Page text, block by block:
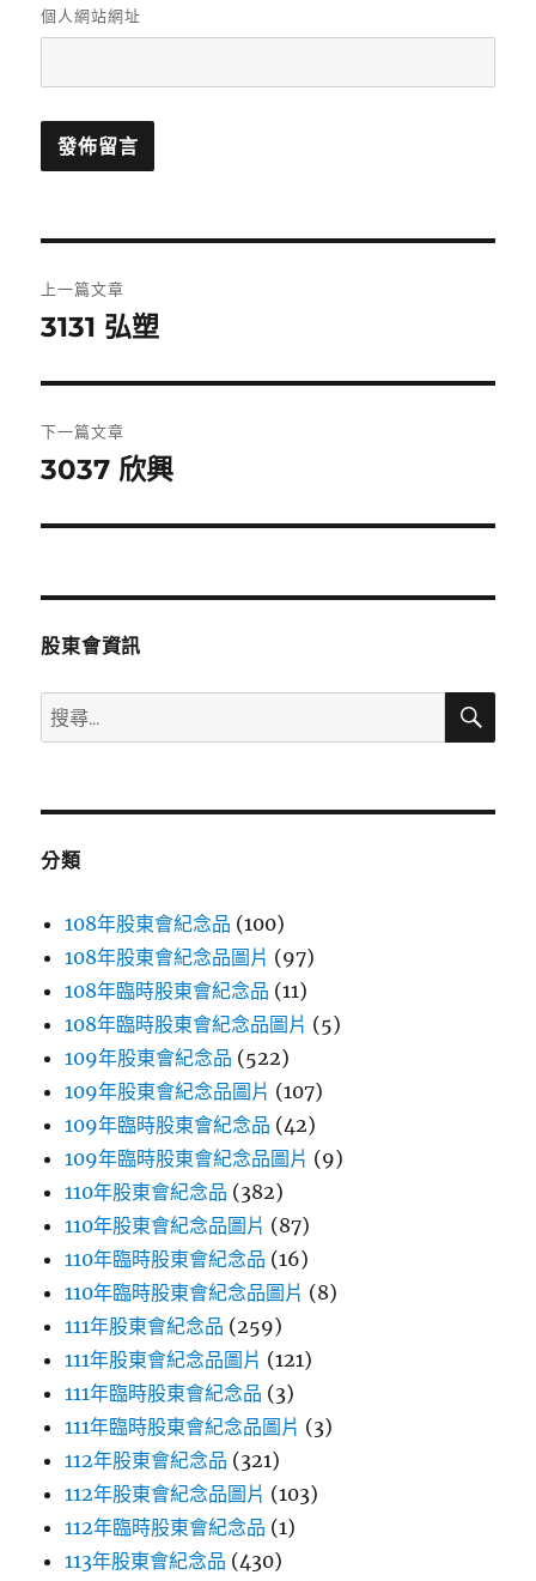
個人網站網址
章
覽
上一篇文章
上
篇
文
章:
3131 弘塑
下一篇文章
下
篇
章:
3037 欣興
股東會資訊
搜
尋
鍵
搜
分類
108年股東會紀念品 (100)
108年股東會紀念品圖片 (97)
108年臨時股東會紀念品 (11)
108年臨時股東會紀念品圖片 (5)
109年股東會紀念品 (522)
109年股東會紀念品圖片 (107)
109年臨時股東會紀念品 (42)
109年臨時股東會紀念品圖片 (9)
110年股東會紀念品 (382)
110年股東會紀念品圖片 (87)
110年臨時股東會紀念品 (16)
110年臨時股東會紀念品圖片 (8)
111年股東會紀念品 (259)
111年股東會紀念品圖片 (121)
111年臨時股東會紀念品 (3)
111年臨時股東會紀念品圖片 (3)
112年股東會紀念品 (321)
112年股東會紀念品圖片 (103)
112年臨時股東會紀念品 (1)
113年股東會紀念品 (430)